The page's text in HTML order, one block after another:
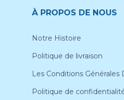
À PROPOS DE NOUS
Notre Histoire
Politique de livraison
Les Conditions Générales
Politique de